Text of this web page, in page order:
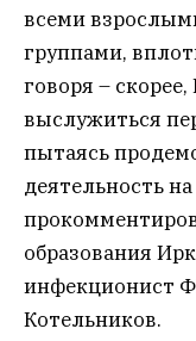
всеми
группами,
говоря –
выслужиться
пытаясь
деятельность
образования
инфекционист
Котельников.